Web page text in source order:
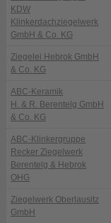
KDW
Klinkerdachziegelwerk
GmbH & Co. KG
Ziegelei Hebrok GmbH
& Co. KG
ABC-Keramik
H. & R. Berentelg GmbH
& Co. KG
ABC-Klinkergruppe
Recker Ziegelwerk
Berentelg & Hebrok
OHG
Ziegelwerk Oberlausitz
GmbH